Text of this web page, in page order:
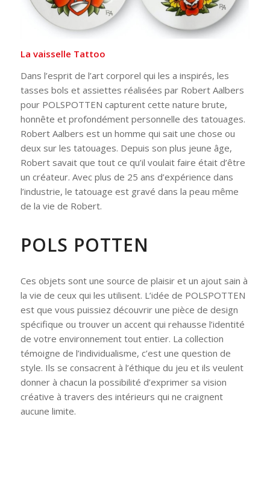
La vaisselle Tattoo
Dans l’esprit de l’art corporel qui les a inspirés, les
tasses bols et assiettes réalisées par Robert Aalbers
pour POLSPOTTEN capturent cette nature brute,
honnête et profondément personnelle des tatouages.
Robert Aalbers est un homme qui sait une chose ou
deux sur les tatouages. Depuis son plus jeune âge,
Robert savait que tout ce qu’il voulait faire était d’être
un créateur. Avec plus de 25 ans d’expérience dans
l’industrie, le tatouage est gravé dans la peau même
de la vie de Robert.
POLS POTTEN
Ces objets sont une source de plaisir et un ajout sain à
la vie de ceux qui les utilisent. L’idée de POLSPOTTEN
est que vous puissiez découvrir une pièce de design
spécifique ou trouver un accent qui rehausse l’identité
de votre environnement tout entier. La collection
témoigne de l’individualisme, c’est une question de
style. Ils se consacrent à l’éthique du jeu et ils veulent
donner à chacun la possibilité d’exprimer sa vision
créative à travers des intérieurs qui ne craignent
aucune limite.